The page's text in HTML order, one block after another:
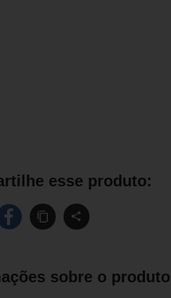
esse produto:
sobre o produto